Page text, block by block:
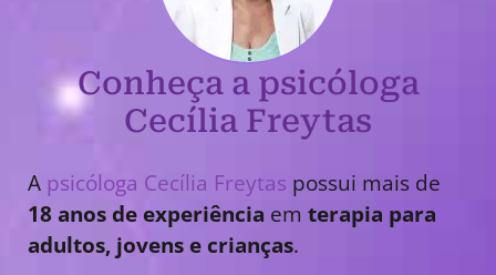
Conheça a psicóloga
Cecília Freytas
A psicóloga Cecília Freytas possui mais de
18 anos de experiência em terapia para
adultos, jovens e crianças.